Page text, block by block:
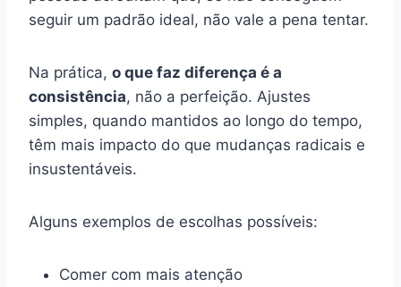
seguir um padrão ideal, não vale a pena tentar.
Na prática, o que faz diferença é a
consistência, não a perfeição. Ajustes
simples, quando mantidos ao longo do tempo,
têm mais impacto do que mudanças radicais e
insustentáveis.
Alguns exemplos de escolhas possíveis:
Comer com mais atenção